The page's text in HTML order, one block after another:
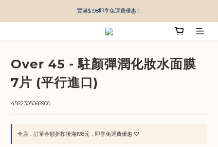
買滿$198即享免運費優惠！
Over 45 - 駐顏彈潤化妝水面膜
7片 (平行進口)
4582305068900
全店，訂單金額折扣後滿198元，即享免運費優惠 ♡